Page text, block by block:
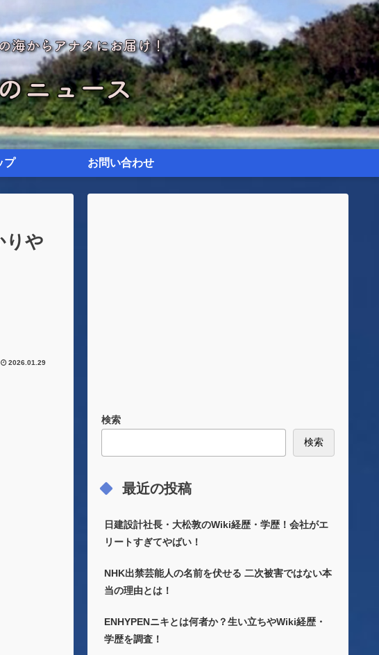
プ お問い合わせ
りや
2026.01.29
検索
検索
最近の投稿
日建設計社長・大松敦のWiki経歴・学歴！会社がエ
リートすぎてやばい！
NHK出禁芸能人の名前を伏せる 二次被害ではない本
当の理由とは！
ENHYPENニキとは何者か？生い立ちやWiki経歴・
学歴を調査！